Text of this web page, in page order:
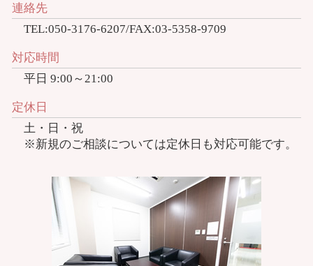
連絡先
TEL:050-3176-6207/FAX:03-5358-9709
対応時間
平日 9:00～21:00
定休日
土・日・祝
※新規のご相談については定休日も対応可能です。